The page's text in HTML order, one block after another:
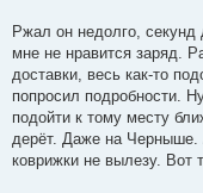
Ржал он недолго,
мне не нравится заряд.
доставки, весь как-то
попросил подробности.
подойти к тому месту
дерёт. Даже на Черныше.
коврижки не вылезу.